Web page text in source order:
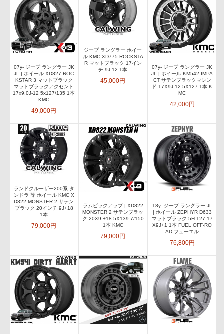
07y- ジープ ラングラー JK
JL | ホイール XD827 ROC
KSTAR 3 マットブラック
マットブラックアクセント
17x9.0J-12 5x127/135 1本
KMC
49,000円
ジープ ラングラー ホイー
ル KMC XD775 ROCKSTA
R マットブラック 17イン
チ 9J-12 1本
45,000円
07y- ジープ ラングラー JK
JL | ホイール KM542 IMPA
CT サテンブラックマシン
ド 17X9J-12 5X127 1本 K
MC
42,000円
ランドクルーザー200系 タ
ンドラ 等 ホイール KMC X
D822 MONSTER 2 サテン
ブラック 20インチ 9J+18
1本
79,000円
ラムピックアップ | XD822
MONSTER 2 サテンブラッ
ク 20X9 +18 5X139.7/150
1本 KMC
79,000円
18y- ジープ ラングラー JL
| ホイール ZEPHYR D633
マットブラック 5H-127 17
X9J+1 1本 FUEL OFF-RO
AD フューエル
76,800円